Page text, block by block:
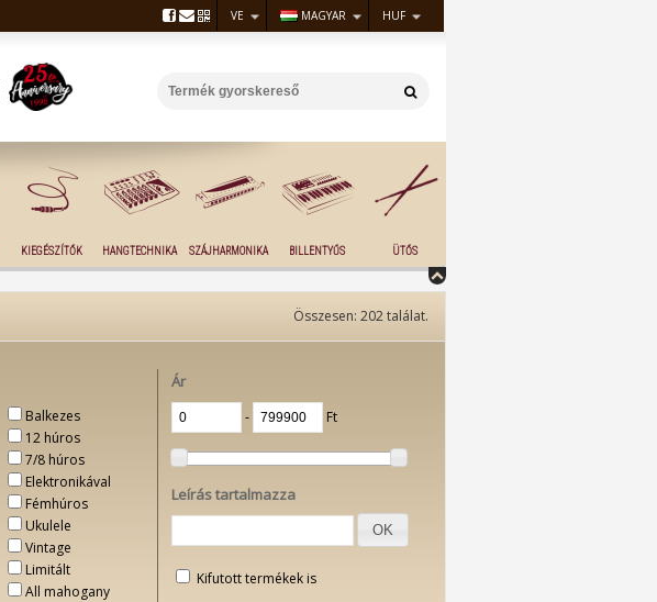
VE MAGYAR HUF
KIEGÉSZÍTŐK HANGTECHNIKA SZÁJHARMONIKA BILLENTYŰS ÜTŐS
Összesen: 202találat.
Balkezes
12 húros
7/8 húros
Elektronikával
Fémhúros
Ukulele
Vintage
Limitált
All mahogany
Ár
‐ Ft
Leírás tartalmazza
OK
Kifutott termékek is